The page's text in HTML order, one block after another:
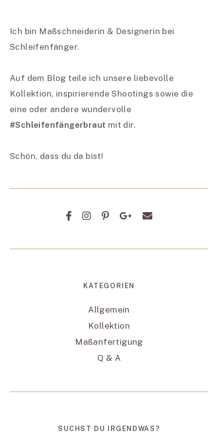
Ich bin Maßschneiderin & Designerin bei
Schleifenfänger.
Auf dem Blog teile ich unsere liebevolle
Kollektion, inspirierende Shootings sowie die
eine oder andere wundervolle
#Schleifenfängerbraut mit dir.
Schön, dass du da bist!
KATEGORIEN
Allgemein
Kollektion
Maßanfertigung
Q & A
SUCHST DU IRGENDWAS?